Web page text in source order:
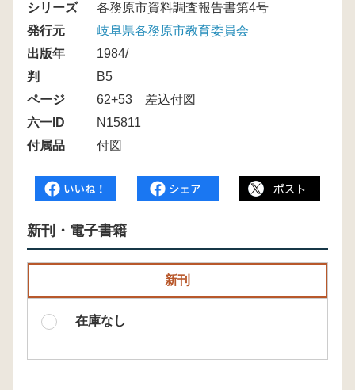
シリーズ
各務原市資料調査報告書第4号
発行元
岐阜県各務原市教育委員会
出版年
1984/
判
B5
ページ
62+53 差込付図
六一ID
N15811
付属品
付図
新刊・電子書籍
新刊
在庫なし